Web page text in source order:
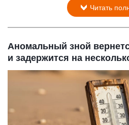
Читать
Аномальный зной
и задержится на